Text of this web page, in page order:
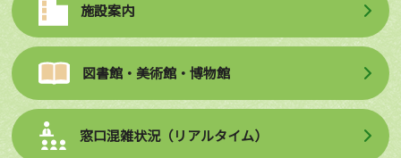
施設案内
図書館・美術館・博物館
窓口混雑状況（リアルタイム）